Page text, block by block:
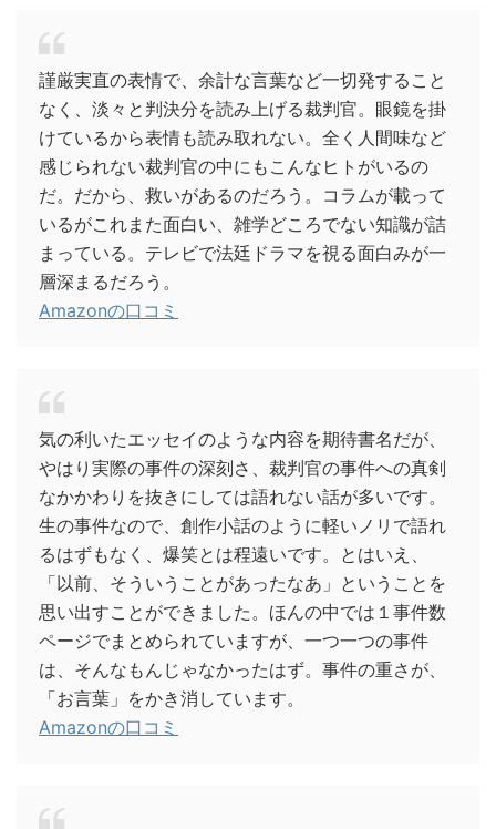
謹厳実直の表情で、余計な言葉など一切発すること
なく、淡々と判決分を読み上げる裁判官。眼鏡を掛
けているから表情も読み取れない。全く人間味など
感じられない裁判官の中にもこんなヒトがいるの
だ。だから、救いがあるのだろう。コラムが載って
いるがこれまた面白い、雑学どころでない知識が詰
まっている。テレビで法廷ドラマを視る面白みが一
層深まるだろう。
Amazonの口コミ
気の利いたエッセイのような内容を期待書名だが、
やはり実際の事件の深刻さ、裁判官の事件への真剣
なかかわりを抜きにしては語れない話が多いです。
生の事件なので、創作小話のように軽いノリで語れ
るはずもなく、爆笑とは程遠いです。とはいえ、
「以前、そういうことがあったなあ」ということを
思い出すことができました。ほんの中では１事件数
ページでまとめられていますが、一つ一つの事件
は、そんなもんじゃなかったはず。事件の重さが、
「お言葉」をかき消しています。
Amazonの口コミ